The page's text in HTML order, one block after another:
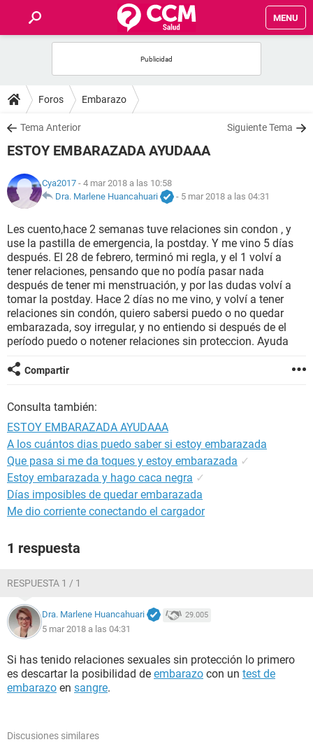
MENU
FOROS
SALUD
NUTRICIÓN
BIENESTAR
SEXUALIDAD
GLOSARIO
Foros Embarazo
Tema Anterior Siguiente Tema
ESTOY EMBARAZADA AYUDAAA
Cya2017 - 4 mar 2018 a las 10:58
Dra. Marlene Huancahuari
- 5 mar 2018 a las 04:31
Les cuento,hace 2 semanas tuve relaciones sin condon , y
use la pastilla de emergencia, la postday. Y me vino 5 días
después. El 28 de febrero, terminó mi regla, y el 1 volví a
tener relaciones, pensando que no podía pasar nada
después de tener mi menstruación, y por las dudas volví a
tomar la postday. Hace 2 días no me vino, y volví a tener
relaciones sin condón, quiero sabersi puedo o no quedar
embarazada, soy irregular, y no entiendo si después de el
período puedo o notener relaciones sin proteccion. Ayuda
Compartir
Consulta también:
ESTOY EMBARAZADA AYUDAAA
A los cuántos dias puedo saber si estoy embarazada
Que pasa si me da toques y estoy embarazada ✓
Estoy embarazada y hago caca negra ✓
Días imposibles de quedar embarazada
Me dio corriente conectando el cargador
1 respuesta
RESPUESTA 1 / 1
Dra. Marlene Huancahuari 29.005
5 mar 2018 a las 04:31
Si has tenido relaciones sexuales sin protección lo primero
es descartar la posibilidad de embarazo con un test de
embarazo en sangre.
Discusiones similares